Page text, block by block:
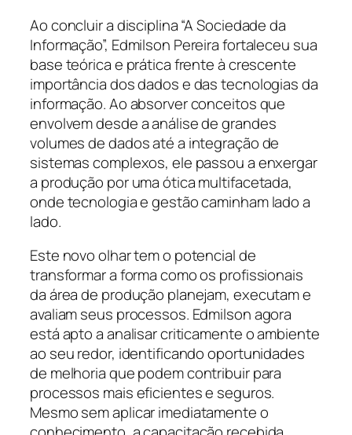
Ao concluir a disciplina “A Sociedade da
Informação”, Edmilson Pereira fortaleceu sua
base teórica e prática frente à crescente
importância dos dados e das tecnologias da
informação. Ao absorver conceitos que
envolvem desde a análise de grandes
volumes de dados até a integração de
sistemas complexos, ele passou a enxergar
a produção por uma ótica multifacetada,
onde tecnologia e gestão caminham lado a
lado.
Este novo olhar tem o potencial de
transformar a forma como os profissionais
da área de produção planejam, executam e
avaliam seus processos. Edmilson agora
está apto a analisar criticamente o ambiente
ao seu redor, identificando oportunidades
de melhoria que podem contribuir para
processos mais eficientes e seguros.
Mesmo sem aplicar imediatamente o